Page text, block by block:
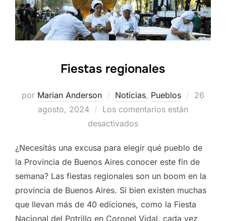
Fiestas regionales
por Marian Anderson Noticias, Pueblos
26
agosto, 2024
Los comentarios están
desactivados
¿Necesitás una excusa para elegir qué pueblo de
la Provincia de Buenos Aires conocer este fin de
semana? Las fiestas regionales son un boom en la
provincia de Buenos Aires. Si bien existen muchas
que llevan más de 40 ediciones, como la Fiesta
Nacional del Potrillo en Coronel Vidal, cada vez